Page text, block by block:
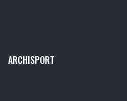
ARCHISPORT